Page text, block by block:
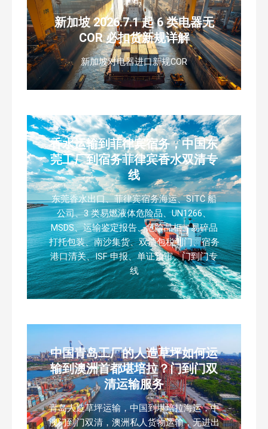
新加坡 2026.7.1 起 6 类电器无
COR 必扣货新规详解
新加坡对电器进口新规COR
香水运输到菲律宾宿务，中国东
莞工厂到宿务菲律宾香水双清专
线
东莞香水出口、菲律宾宿务海运、SITC 船
公司、3 类易燃液体危险品、UN1266、
MSDS、运输鉴定报告、危险品柜、易碎品
打托包装、南沙集货、双清包税到门、宿务
港口清关、ISF 申报、单证预审、门到门专
线
中国青岛工厂的人造草坪如何运
输到澳洲首都堪培拉？门到门双
清运输服务
青岛人造草坪运输，中国到堪培拉海运，中
澳门到门双清，澳洲私人货物运输，无进出